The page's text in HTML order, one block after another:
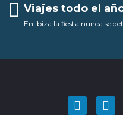
Viajes todo el
En ibiza la fiesta nunca se
F
T